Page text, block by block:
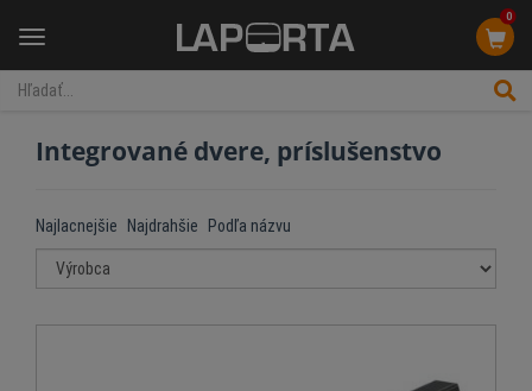
Menu
0
Integrované dvere, príslušenstvo
Najlacnejšie Najdrahšie Podľa názvu